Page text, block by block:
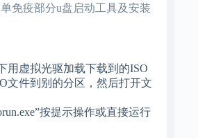
免疫部分u盘启动工具及安装
用虚拟光驱加载下载到的ISO
文件到别的分区，然后打开文
按提示操作或直接运行